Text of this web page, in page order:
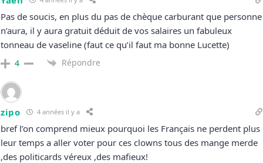
Pas de soucis, en plus du pas de chèque carburant que personne
n’aura, il y aura gratuit déduit de vos salaires un fabuleux
tonneau de vaseline (faut ce qu’il faut ma bonne Lucette)
4 Répondre
zipo 4 années il y a
bref l’on comprend mieux pourquoi les Français ne perdent plus
leur temps a aller voter pour ces clowns tous des mange merde
,des politicards véreux ,des mafieux!